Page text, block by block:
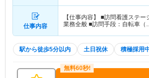
仕事内容
【仕事内容】 ■訪問看護ステー
業務全般 ■訪問手段：自転車（…
駅から徒歩5分以内 土日祝休 積極採用